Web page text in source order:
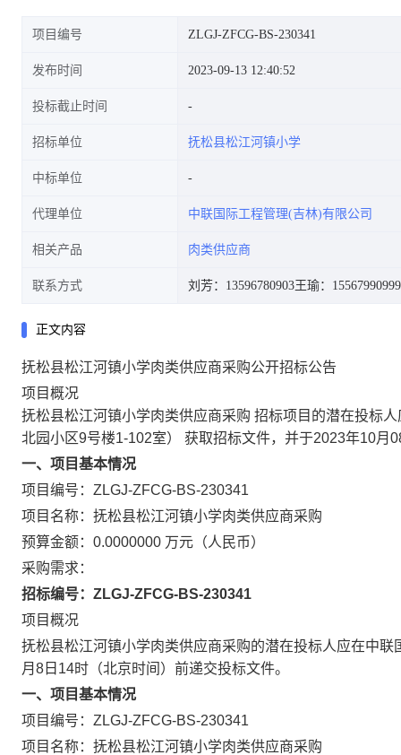
项目编号 ZLGJ-ZFCG-BS-230341
发布时间 2023-09-13 12:40:52
投标截止时间
招标单位 抚松县松江河镇小学
中标单位
代理单位 中联国际工程管理(吉林)有限公司
相关产品 肉类供应商
联系方式 刘芳：13596780903王瑜：15567990999
正文内容
抚松县松江河镇小学肉类供应商采购公开招标公告
项目概况
抚松县松江河镇小学肉类供应商采购 招标项目的潜在投标
北园小区9号楼1-102室） 获取招标文件，并于2023年10月
一、项目基本情况
项目编号：ZLGJ-ZFCG-BS-230341
项目名称：抚松县松江河镇小学肉类供应商采购
预算金额：0.0000000 万元（人民币）
采购需求：
招标编号： ZLGJ-ZFCG-BS-230341
项目概况
抚松县松江河镇小学肉类供应商采购的潜在投标人应在中
月8日14时（北京时间）前递交投标文件。
一、项目基本情况
项目编号：ZLGJ-ZFCG-BS-230341
项目名称：抚松县松江河镇小学肉类供应商采购